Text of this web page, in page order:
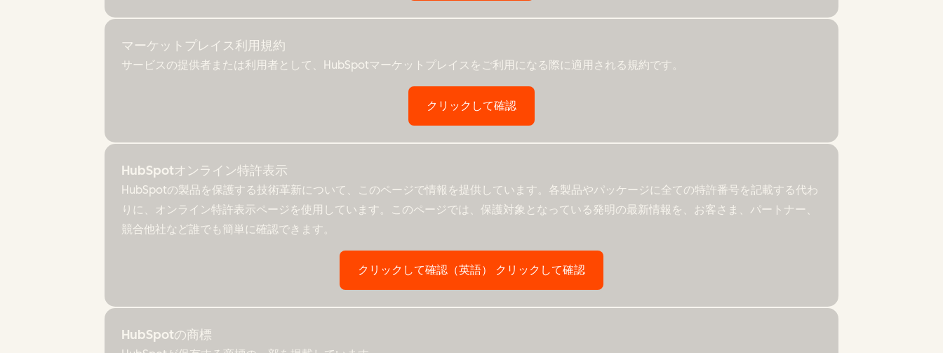
マーケットプレイス利用規約
サービスの提供者または利用者として、HubSpotマーケットプレイスをご利用になる際に適用される規約です。
クリックして確認
HubSpotオンライン特許表示
HubSpotの製品を保護する技術革新について、このページで情報を提供しています。各製品やパッケージに全ての特許番号を記載する代わ
りに、オンライン特許表示ページを使用しています。このページでは、保護対象となっている発明の最新情報を、お客さま、パートナー、
競合他社など誰でも簡単に確認できます。
クリックして確認（英語） クリックして確認
HubSpotの商標